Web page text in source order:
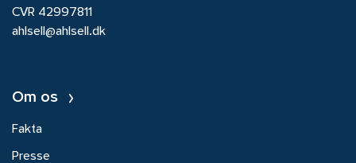
CVR 42997811
ahlsell@ahlsell.dk
Om os
Fakta
Presse